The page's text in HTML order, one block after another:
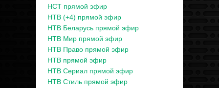
НСТ прямой эфир
НТВ (+4) прямой эфир
НТВ Беларусь прямой эфир
НТВ Мир прямой эфир
НТВ Право прямой эфир
НТВ прямой эфир
НТВ Сериал прямой эфир
НТВ Стиль прямой эфир